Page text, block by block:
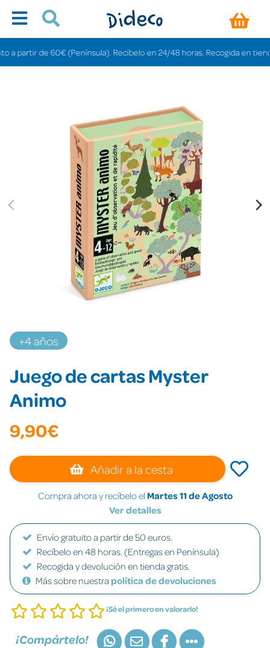
de 60€ (Península). Recíbelo en 24/48 horas. Recogida en tiendas
+4 años
Juego de cartas Myster
Animo
9,90€
Añadir a la cesta
Compra ahora y recíbelo el Martes 11 de Agosto
Ver detalles
Envío gratuito a partir de 50 euros.
Recíbelo en 48 horas. (Entregas en Península)
Recogida y devolución en tienda gratis.
Más sobre nuestra política de devoluciones
¡Sé el primero en valorarlo!
¡Compártelo!